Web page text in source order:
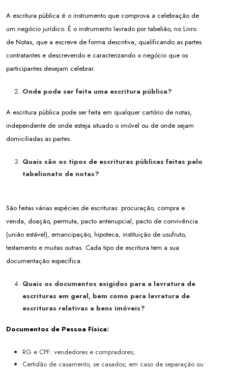
A escritura pública é o instrumento que comprova a celebração de
um negócio jurídico. É o instrumento lavrado por tabelião, no Livro
de Notas, que a escreve de forma descritiva, qualificando as partes
contratantes e descrevendo e caracterizando o negócio que os
participantes desejam celebrar.
Onde pode ser feita uma escritura pública?
A escritura pública pode ser feita em qualquer cartório de notas,
independente de onde esteja situado o imóvel ou de onde sejam
domiciliadas as partes.
Quais são os tipos de escrituras públicas feitas pelo
tabelionato de notas?
São feitas várias espécies de escrituras: procuração, compra e
venda, doação, permuta, pacto antenupcial, pacto de convivência
(união estável), emancipação, hipoteca, instituição de usufruto,
testamento e muitas outras. Cada tipo de escritura tem a sua
documentação específica.
Quais os documentos exigidos para a lavratura de
escrituras em geral, bem como para lavratura de
escrituras relativas a bens imóveis?
Documentos de Pessoa Física:
RG e CPF: vendedores e compradores;
Certidão de casamento, se casados; em caso de separação ou